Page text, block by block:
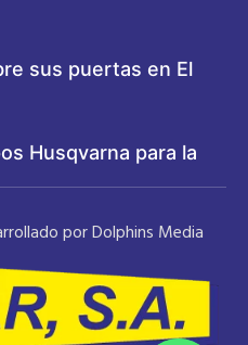
sus puertas en El
Husqvarna para la
por Dolphins Media